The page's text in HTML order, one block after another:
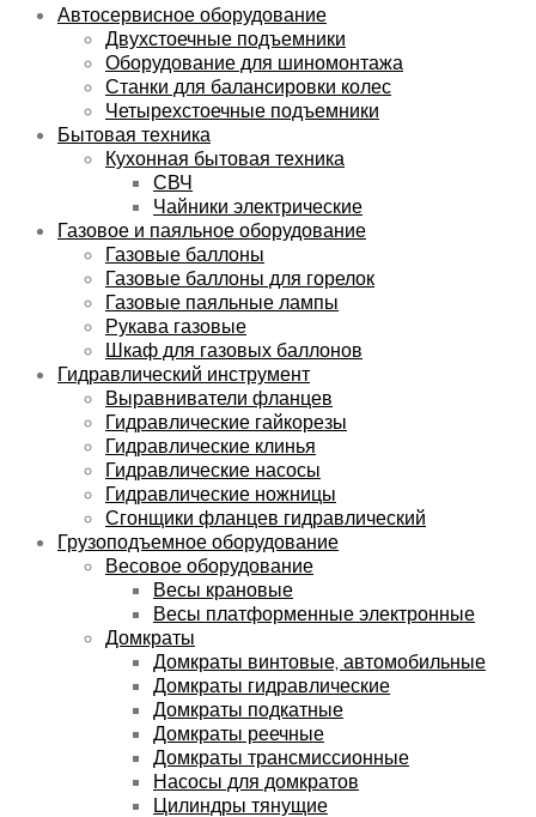
Автосервисное оборудование
Двухстоечные подъемники
Оборудование для шиномонтажа
Станки для балансировки колес
Четырехстоечные подъемники
Бытовая техника
Кухонная бытовая техника
СВЧ
Чайники электрические
Газовое и паяльное оборудование
Газовые баллоны
Газовые баллоны для горелок
Газовые паяльные лампы
Рукава газовые
Шкаф для газовых баллонов
Гидравлический инструмент
Выравниватели фланцев
Гидравлические гайкорезы
Гидравлические клинья
Гидравлические насосы
Гидравлические ножницы
Сгонщики фланцев гидравлический
Грузоподъемное оборудование
Весовое оборудование
Весы крановые
Весы платформенные электронные
Домкраты
Домкраты винтовые, автомобильные
Домкраты гидравлические
Домкраты подкатные
Домкраты реечные
Домкраты трансмиссионные
Насосы для домкратов
Цилиндры тянущие